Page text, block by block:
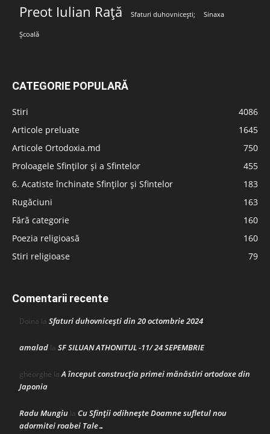
Preot Iulian Rață Sfaturi duhovnicești; Sinaxa
Școală
CATEGORIE POPULARĂ
Stiri
4086
Articole preluate
1645
Articole Ortodoxia.md
750
Proloagele Sfinților și a Sfintelor
455
6. Acatiste închinate Sfinților și Sfintelor
183
Rugăciuni
163
Fără categorie
160
Poezia religioasă
160
Stiri religioase
79
Comentarii recente
Doina la Sfaturi duhovnicești din 20 octombrie 2024
amalad la SF SILUAN ATHONITUL -11/ 24 SEPEMBRIE
gheorghe laA început construcţia primei mănăstiri ortodoxe din
Japonia
Radu Mungiu la Cu Sfinții odihnește Doamne sufletul nou
adormitei roabei Tale…